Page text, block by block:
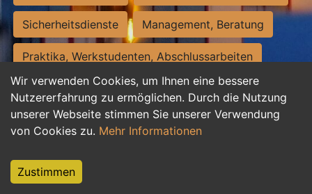
Wir verwenden Cookies, um Ihnen eine bessere
Nutzererfahrung zu ermöglichen. Durch die Nutzung
unserer Webseite stimmen Sie unserer Verwendung
von Cookies zu. Mehr Informationen
Zustimmen
Sicherheitsdienste Management, Beratung
Praktika, Werkstudenten, Abschlussarbeiten
Personalwesen Assistenz, Sekretariat
Hilfskräfte, Aushilfs- und Nebenjobs
Weiterbildung, Studium, duale Ausbildung